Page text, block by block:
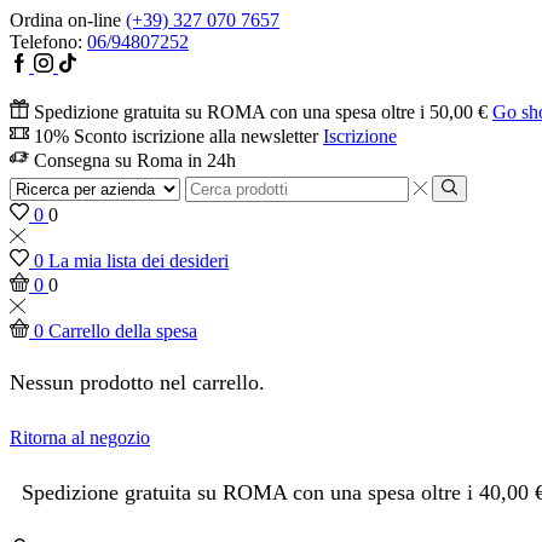
Ordina on-line (+39) 327 070 7657
Telefono: 06/94807252
Spedizione gratuita su ROMA con una spesa oltre i 50,00 € Go
10% Sconto iscrizione alla newsletter Iscrizione
Consegna su Roma in 24h
0 0
0 La mia lista dei desideri
0 0
0 Carrello della spesa
Nessun prodotto nel carrello.
Ritorna al negozio
Spedizione gratuita su ROMA con una spesa oltre i 40,00